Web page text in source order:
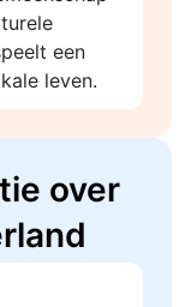
een
leven.
over